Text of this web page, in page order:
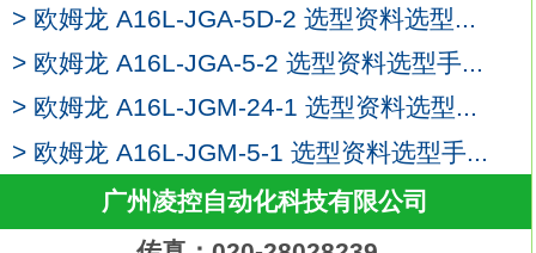
IP65（带灯型）。种类：焊接端子型，
IP40。
形状：方形。
动作功能：瞬时动作（自动复位型）。
输出：SPDT。
带灯：无减压单元LED欧姆龙A16L-JGM-
24D-2S。
> 欧姆龙 A16L-JGA-5D-2 选型资料选型...
> 欧姆龙 A16L-JGA-5-2 选型资料选型手...
> 欧姆龙 A16L-JGM-24-1 选型资料选型...
> 欧姆龙 A16L-JGM-5-1 选型资料选型手...
广州凌控自动化科技有限公司